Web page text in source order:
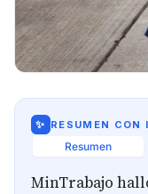
✨ RESUMEN CON
Resumen
MinTrabajo